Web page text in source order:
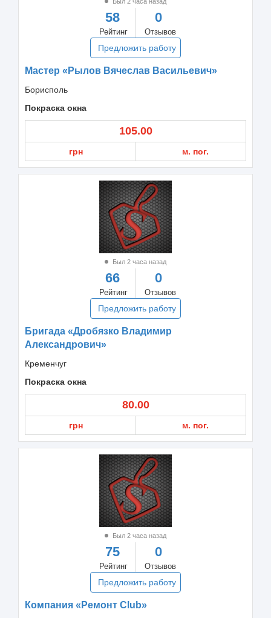
58
Рейтинг
0
Отзывов
Предложить работу
Мастер «Рылов Вячеслав Васильевич»
Борисполь
Покраска окна
105.00
грн м. пог.
Был 2 часа назад
66
Рейтинг
0
Отзывов
Предложить работу
Бригада «Дробязко Владимир
Александрович»
Кременчуг
Покраска окна
80.00
грн м. пог.
Был 2 часа назад
75
Рейтинг
0
Отзывов
Предложить работу
Компания «Ремонт Сlub»